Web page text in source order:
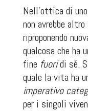
Nell’ottica di uno
non avrebbe
riproponendo
qualcosa che ha
fine fuoridi sé.
quale la vita ha
imperativo
per i singoli